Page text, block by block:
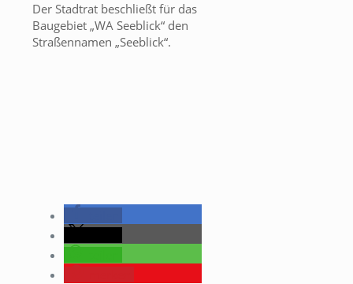
Der Stadtrat beschließt für das
Baugebiet „WA Seeblick“ den
Straßennamen „Seeblick“.